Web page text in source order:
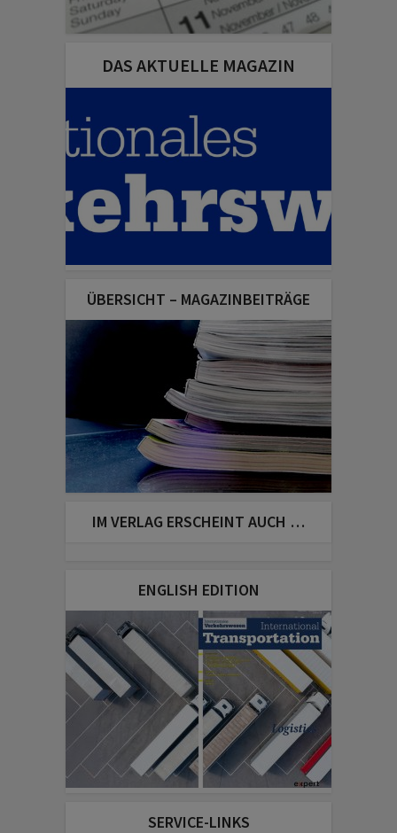
DAS AKTUELLE MAGAZIN
ÜBERSICHT – MAGAZINBEITRÄGE
IM VERLAG ERSCHEINT AUCH …
ENGLISH EDITION
SERVICE-LINKS